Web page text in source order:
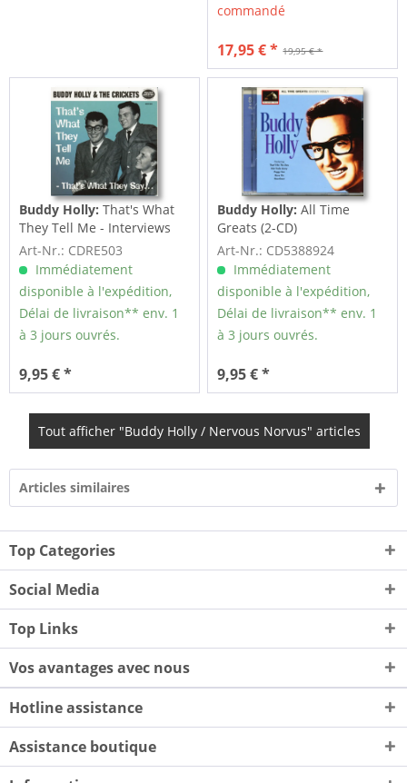
commandé
19,95 € *
17,95 € *
Buddy Holly:That's What
They Tell Me - Interviews
(CD)
Art-Nr.: CDRE503
Immédiatement
disponible à l'expédition,
Délai de livraison** env. 1
à 3 jours ouvrés.
9,95 € *
Buddy Holly:All Time
Greats (2-CD)
Art-Nr.: CD5388924
Immédiatement
disponible à l'expédition,
Délai de livraison** env. 1
à 3 jours ouvrés.
9,95 € *
Tout afficher "Buddy Holly / Nervous Norvus" articles
Articles similaires
Top Categories
Social Media
Top Links
Vos avantages avec nous
Hotline assistance
Assistance boutique